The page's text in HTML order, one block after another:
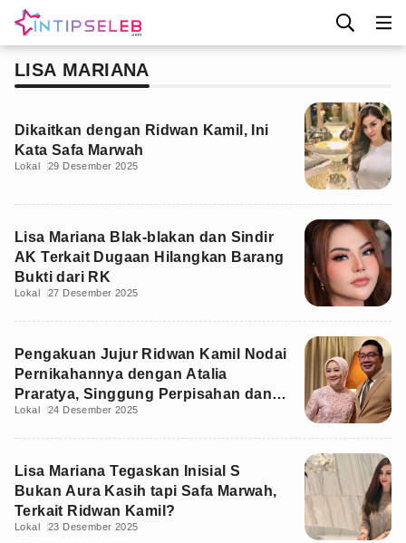
LISA MARIANA
Dikaitkan dengan Ridwan Kamil, Ini
Kata Safa Marwah
Lokal 29 Desember 2025
Lisa Mariana Blak-blakan dan Sindir
AK Terkait Dugaan Hilangkan Barang
Bukti dari RK
Lokal 27 Desember 2025
Pengakuan Jujur Ridwan Kamil Nodai
Pernikahannya dengan Atalia
Praratya, Singgung Perpisahan dan…
Lokal 24 Desember 2025
Lisa Mariana Tegaskan Inisial S
Bukan Aura Kasih tapi Safa Marwah,
Terkait Ridwan Kamil?
Lokal 23 Desember 2025